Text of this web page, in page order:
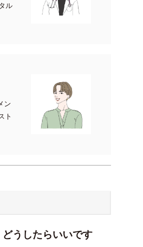
ル
ン
ト
うしたらいいです